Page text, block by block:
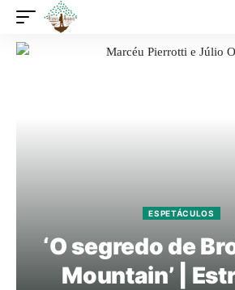
ESPETÁCULOS
‘O segredo de
Mountain’ |